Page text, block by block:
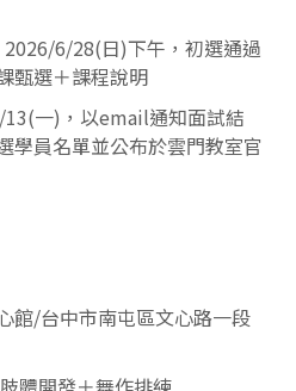
2026/6/28(日)下午，初選通過
甄選＋課程說明
13(一)，以email通知面試結
學員名單並公布於雲門教室官
館/台中市南屯區文心路一段